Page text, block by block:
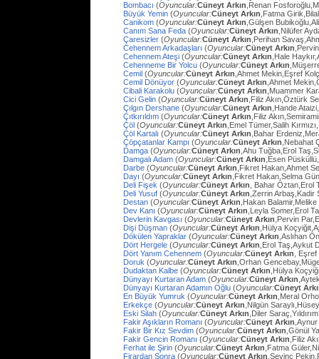
Bombacı (Oyuncular:Cüneyt Arkın ,Renan
Büyük Yemin (Oyuncular:Cüneyt Arkın ,Fatma
Canikom (Oyuncular:Cüneyt Arkın ,Gülşen
Canım Sana Feda (Oyuncular:Cüneyt Arkın ,Nilüfer
Çaresizler (Oyuncular:Cüneyt Arkın ,Perihan
Cehennem Arkadaşları (Oyuncular:Cüneyt Arkın
Cehennem Ateşi (Oyuncular:Cüneyt Arkın ,Hale
Cehenneme Bir Yolcu (Oyuncular:Cüneyt Arkın
Cemil (Oyuncular:Cüneyt Arkın ,Ahmet Mekin,Eşref
Cemil Dönüyor (Oyuncular:Cüneyt Arkın ,Ahmet
Cibali Karakolu (Oyuncular:Cüneyt Arkın ,Muammer
Cici Gelin (Oyuncular:Cüneyt Arkın ,Filiz Akın,Öztürk
Çılgın Dershane (Oyuncular:Cüneyt Arkın ,Hande
Çıtkırıldım (Oyuncular:Cüneyt Arkın ,Filiz
Çöl (Oyuncular:Cüneyt Arkın ,Emel Tümer,Salih
Çöl Kartalı (Oyuncular:Cüneyt Arkın ,Bahar
Çöpçatanlar Kampı (Oyuncular:Cüneyt Arkın ,Nebahat
Damga (Oyuncular:Cüneyt Arkın ,Ahu Tuğba,Erol
Damgalı Adam (Oyuncular:Cüneyt Arkın ,Esen
Darbe (Oyuncular:Cüneyt Arkın ,Fikret Hakan,Ahmet
Dayı (Oyuncular:Cüneyt Arkın ,Fikret Hakan,Selma
Deli Fişek (Oyuncular:Cüneyt Arkın , Bahar Öztan,Erol
Deli Yusuf (Oyuncular:Cüneyt Arkın ,Zerrin Arbaş,Kadir
Destan (Oyuncular:Cüneyt Arkın ,Hakan
Dev Kanı (Oyuncular:Cüneyt Arkın ,Leyla Somer,Erol
Devlerin Kavgası (Oyuncular:Cüneyt Arkın ,Pervin
Dişi Düşman (Oyuncular:Cüneyt Arkın ,Hülya
Dökülen Yapraklar (Oyuncular:Cüneyt Arkın ,Aslıhan
Dört Hergele (Oyuncular:Cüneyt Arkın ,Erol Taş,Aykut
Dört Yanım Cehennem (Oyuncular:Cüneyt Arkın ,
Doruk (Oyuncular:Cüneyt Arkın ,Orhan
Dudaktan Kalbe (Oyuncular:Cüneyt Arkın ,Hülya
Dünyayı Kurtaran Adam (Oyuncular:Cüneyt Arkın
Dünyayı Kurtaran Adamın Oğlu (Oyuncular:Cüneyt
En Büyük Yumruk (Oyuncular:Cüneyt Arkın ,Meral
Erkekçe (Oyuncular:Cüneyt Arkın ,Nilgün
Eski Silah (Oyuncular:Cüneyt Arkın ,Diler
Fakir Aşıkların Romanı (Oyuncular:Cüneyt Arkın
Fakir Bir Kız Sevdim (Oyuncular:Cüneyt Arkın ,Gönül
Fakir Gencin Romanı (Oyuncular:Cüneyt Arkın ,Filiz
Ferhat ile Şirin (Oyuncular:Cüneyt Arkın ,Fatma
Firardan Sonra (Oyuncular:Cüneyt Arkın ,Sevinç